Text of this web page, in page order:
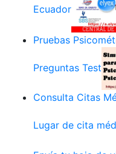
Ecuador
Pruebas
Preguntas Test
Consulta Citas
Lugar de cita